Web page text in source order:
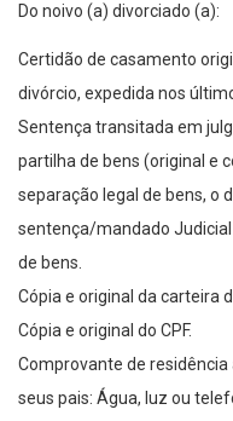
Do noivo (a) divorciado (a):
Certidão de casamento
divórcio, expedida nos
Sentença transitada em
partilha de bens (original e
separação legal de bens, o
sentença/mandado
de bens.
Cópia e original da carteira
Cópia e original do CPF.
Comprovante de
seus pais: Água, luz ou